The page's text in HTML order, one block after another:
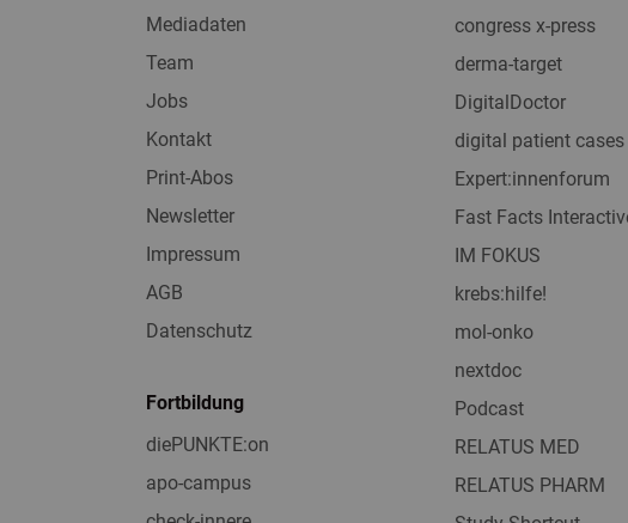
Mediadaten
Team
Jobs
Kontakt
Print-Abos
Newsletter
Impressum
AGB
Datenschutz
Fortbildung
diePUNKTE:on
apo-campus
congress x-press
derma-target
DigitalDoctor
digital patient cases
Expert:innenforum
Fast Facts
IM FOKUS
krebs:hilfe!
mol-onko
nextdoc
Podcast
RELATUS MED
RELATUS PHARM